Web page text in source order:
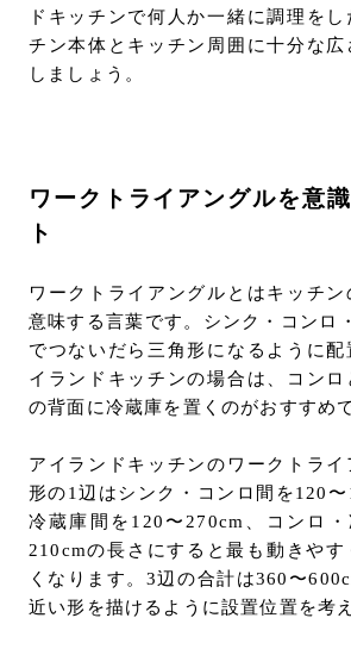
ドキッチンで何人か一緒に調理を
チン本体とキッチン周囲に十分な
しましょう。
ワークトライアングルを意
ト
ワークトライアングルとはキッチ
意味する言葉です。シンク・コンロ
でつないだら三角形になるように
イランドキッチンの場合は、コン
の背面に冷蔵庫を置くのがおすすめ
アイランドキッチンのワークトライ
形の1辺はシンク・コンロ間を120〜
冷蔵庫間を120〜270cm、コンロ
210cmの長さにすると最も動きやす
くなります。3辺の合計は360〜
近い形を描けるように設置位置を考